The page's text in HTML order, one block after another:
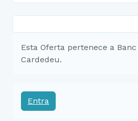
Esta Oferta pertenece a
Cardedeu.
Entra